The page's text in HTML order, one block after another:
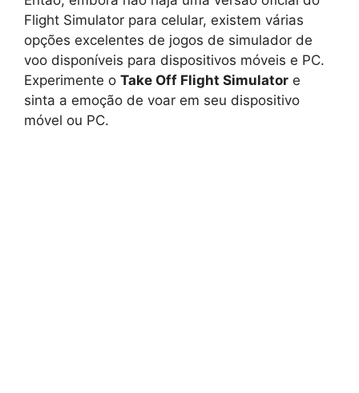
Flight Simulator para celular, existem várias
opções excelentes de jogos de simulador de
voo disponíveis para dispositivos móveis e PC.
Experimente o Take Off Flight Simulator e
sinta a emoção de voar em seu dispositivo
móvel ou PC.